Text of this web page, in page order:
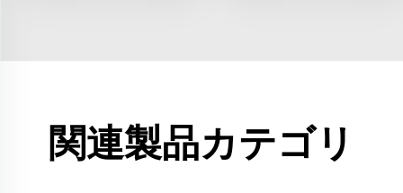
関連製品カテゴリ